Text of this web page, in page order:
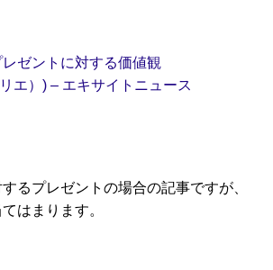
ゼントに対する価値観
エ）) – エキサイトニュース
るプレゼントの場合の記事ですが、
はまります。